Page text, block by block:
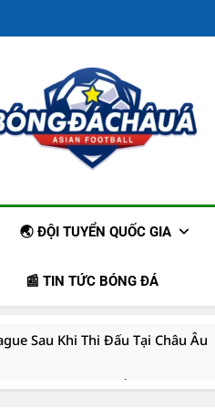
Trang Tin
🌏 ĐỘI TUYỂN QUỐC GIA
📰 TIN TỨC BÓNG ĐÁ
Sau Khi Thi Đấu Tại Châu Âu
Thị Trường Chuyển Nhượng Hè